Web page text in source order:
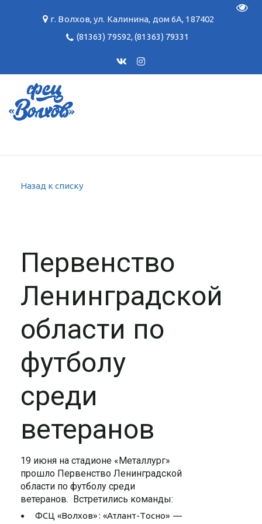
г. Волхов,ул. Калинина, дом 6А, 187402
(81363) 79592,(81363) 79331
Назад к списку
Первенство
Ленинградской
области по
футболу
среди
ветеранов
19 июня на стадионе «Металлург»
прошло Первенство Ленинградской
области по футболу среди
ветеранов. Встретились команды:
ФСЦ «Волхов» : «Атлант-Тосно» —